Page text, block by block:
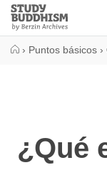
Close
Study
Buddhism
› Puntos básicos ›
¿Qué